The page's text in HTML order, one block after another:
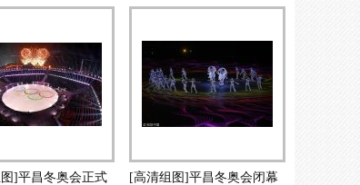
]平昌冬奥会正式
[高清组图]平昌冬奥会闭幕